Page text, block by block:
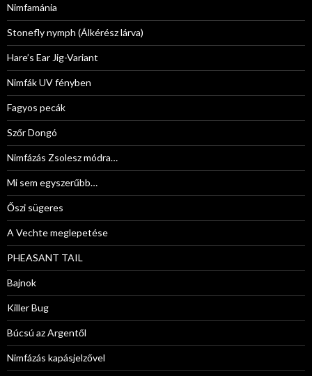
Nimfamánia
Stonefly nymph (Álkérész lárva)
Hare’s Ear Jig-Variant
Nimfák UV fényben
Fagyos pecák
Szőr Dongó
Nimfázás Zsolesz módra…
Mi sem egyszerűbb…
Őszi sügeres
A Vechte meglepetése
PHEASANT TAIL
Bajnok
Killer Bug
Búcsú az Argentől
Nimfázás kapásjelzővel